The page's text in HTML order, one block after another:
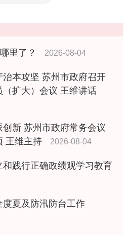
里了？ 2026-08-04
本攻坚 苏州市政府召开
扩大）会议 王维讲话
新 苏州市政府常务会议
王维主持
2026-08-04
践行正确政绩观学习教育
夏及防汛防台工作